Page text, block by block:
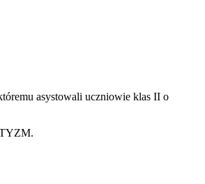
asystowali uczniowie klas II o